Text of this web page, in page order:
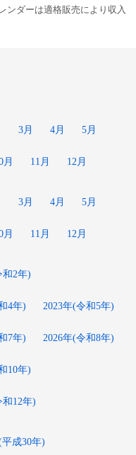
ンダーは適格販売により収入
3月 4月 5月
月 11月 12月
3月 4月 5月
月 11月 12月
和2年)
4年) 2023年(令和5年)
7年) 2026年(令和8年)
10年)
和12年)
平成30年)